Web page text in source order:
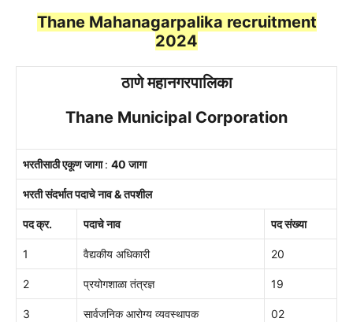
Thane Mahanagarpalika recruitment
2024
ठाणे महानगरपालिका
Thane Municipal Corporation
भरतीसाठी एकूण जागा: 40 जागा
भरती संदर्भात पदाचे नाव & तपशील
पद क्र. पदाचे नाव पद संख्या
1 वैद्यकीय अधिकारी 20
2 प्रयोगशाळा तंत्रज्ञ 19
3 सार्वजनिक आरोग्य व्यवस्थापक 02